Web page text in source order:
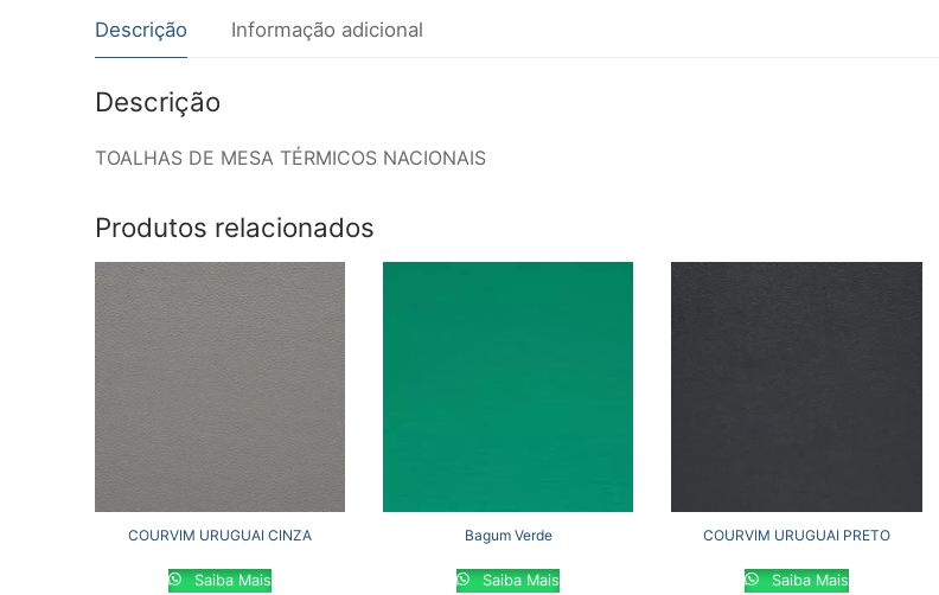
Descrição Informação adicional
Descrição
TOALHAS DE MESA TÉRMICOS NACIONAIS
Produtos relacionados
COURVIM URUGUAI CINZA
Saiba Mais
Bagum Verde
Saiba Mais
COURVIM URUGUAI PRETO
Saiba Mais